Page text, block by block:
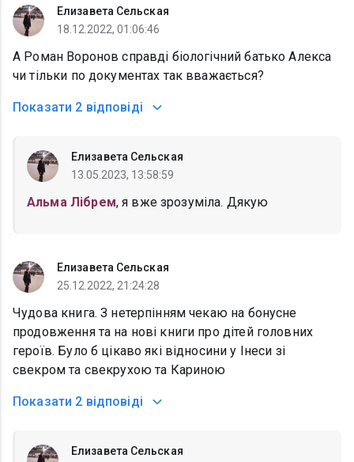
Елизавета Сельская
18.12.2022, 01:06:46
А Роман Воронов справді біологічний батько Алекса
чи тільки по документах так вважається?
Показати 2 відповіді
Елизавета Сельская
13.05.2023, 13:58:59
Альма Лібрем, я вже зрозуміла. Дякую
Елизавета Сельская
25.12.2022, 21:24:28
Чудова книга. З нетерпінням чекаю на бонусне
продовження та на нові книги про дітей головних
героїв. Було б цікаво які відносини у Інеси зі
свекром та свекрухою та Кариною
Показати 2 відповіді
Елизавета Сельская